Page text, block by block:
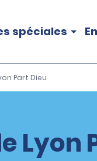
spéciales
Part Dieu
Lyon